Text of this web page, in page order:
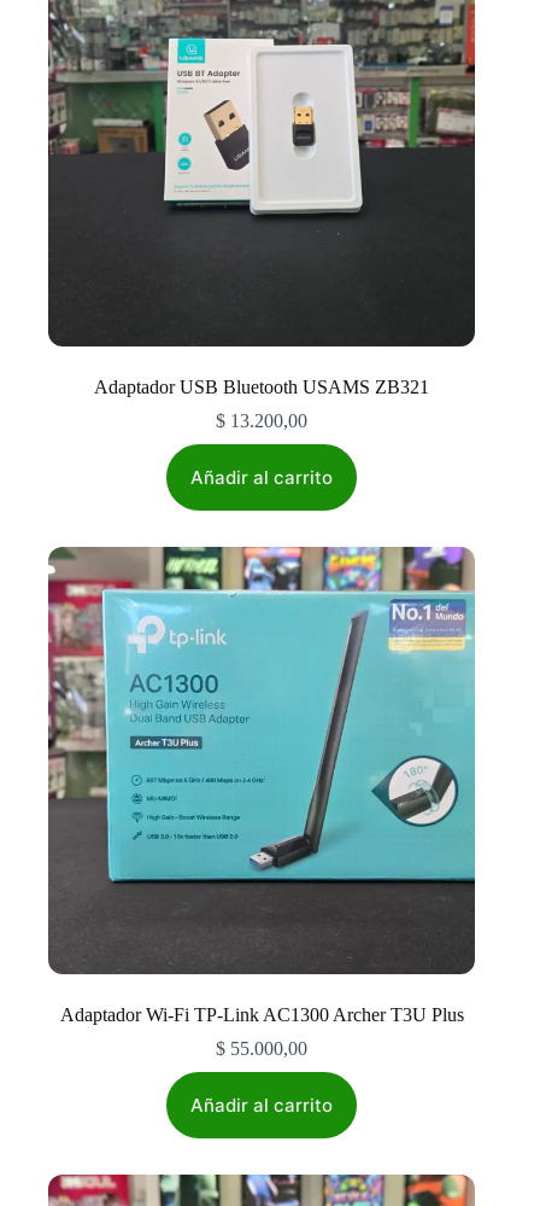
Adaptador USB Bluetooth USAMS ZB321
$ 13.200,00
Añadir al carrito
Adaptador Wi-Fi TP-Link AC1300 Archer T3U Plus
$ 55.000,00
Añadir al carrito